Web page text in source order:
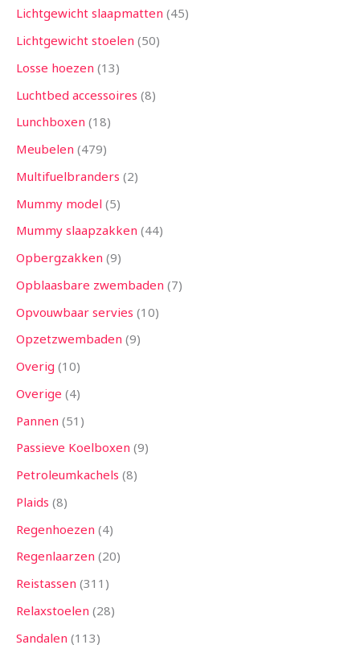
Lichtgewicht slaapmatten 45
Lichtgewicht stoelen 50
Losse hoezen 13
Luchtbed accessoires 8
Lunchboxen 18
Meubelen 479
Multifuelbranders 2
Mummy model 5
Mummy slaapzakken 44
Opbergzakken 9
Opblaasbare zwembaden 7
Opvouwbaar servies 10
Opzetzwembaden 9
Overig 10
Overige 4
Pannen 51
Passieve Koelboxen 9
Petroleumkachels 8
Plaids 8
Regenhoezen 4
Regenlaarzen 20
Reistassen 311
Relaxstoelen 28
Sandalen 113